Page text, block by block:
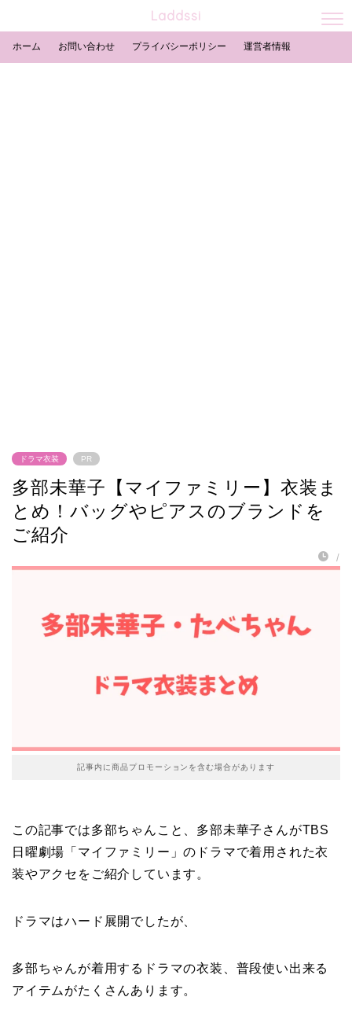
Laddssi
ホーム お問い合わせ プライバシーポリシー 運営者情報
ドラマ衣装 PR
多部未華子【マイファミリー】衣装ま
とめ！バッグやピアスのブランドを
ご紹介
/
記事内に商品プロモーションを含む場合があります
この記事では多部ちゃんこと、多部未華子さんがTBS
日曜劇場「マイファミリー」のドラマで着用された衣
装やアクセをご紹介しています。
ドラマはハード展開でしたが、
多部ちゃんが着用するドラマの衣装、普段使い出来る
アイテムがたくさんあります。